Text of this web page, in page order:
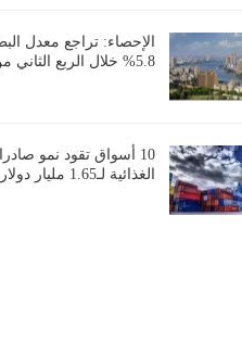
الإحصاء: تراجع معدل
5.8% خلال الربع الثاني من 2026
10 أسواق تقود نمو
الغذائية لـ1.65 مليار دولار بـ6 أشهر